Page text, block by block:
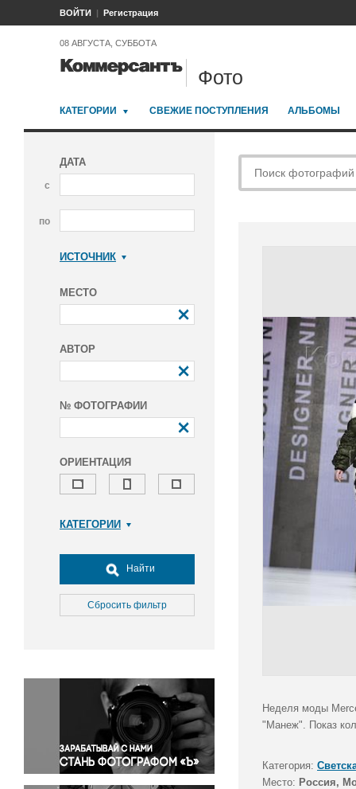
ВОЙТИ Регистрация
08 АВГУСТА, СУББОТА
Фото
КАТЕГОРИИ СВЕЖИЕ ПОСТУПЛЕНИЯ АЛЬБОМЫ
ДАТА
с
по
ИСТОЧНИК
МЕСТО
АВТОР
№ ФОТОГРАФИИ
ОРИЕНТАЦИЯ
КАТЕГОРИИ
Досуг, туризм и отдых
Культура
Медицина
Окружающая среда
Политика
Правосудие
Происшествия и конфликты
Религия
Светская жизнь
Найти
Сбросить фильтр
Неделя моды
"Манеж". Показ
Категория:
Место: Россия,